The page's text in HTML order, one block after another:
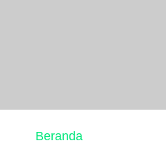
Beranda